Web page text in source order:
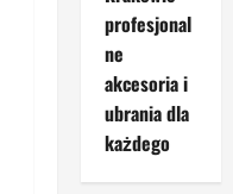
profesjonal
ne
akcesoria i
ubrania dla
każdego